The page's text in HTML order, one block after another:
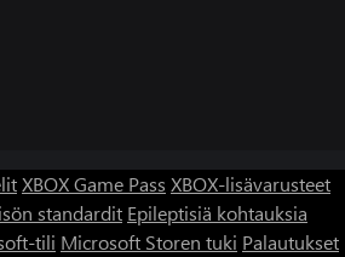
XBOX Game Pass XBOX-lisävarusteet
standardit Epileptisiä kohtauksia
tili Microsoft Storen tuki Palautukset